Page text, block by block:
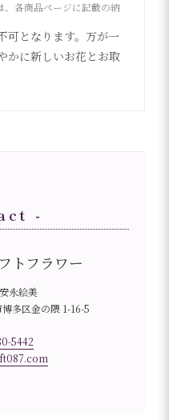
各商品ページに記載の納
可となります。万が一
かに新しいお花とお取
-
トフラワー
永絵美
多区金の隈 1-16-5
5442